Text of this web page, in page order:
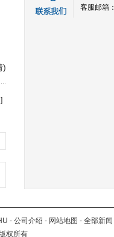
)
客服邮箱：
- 公司介绍 - 网站地图 - 全部新闻
版权所有